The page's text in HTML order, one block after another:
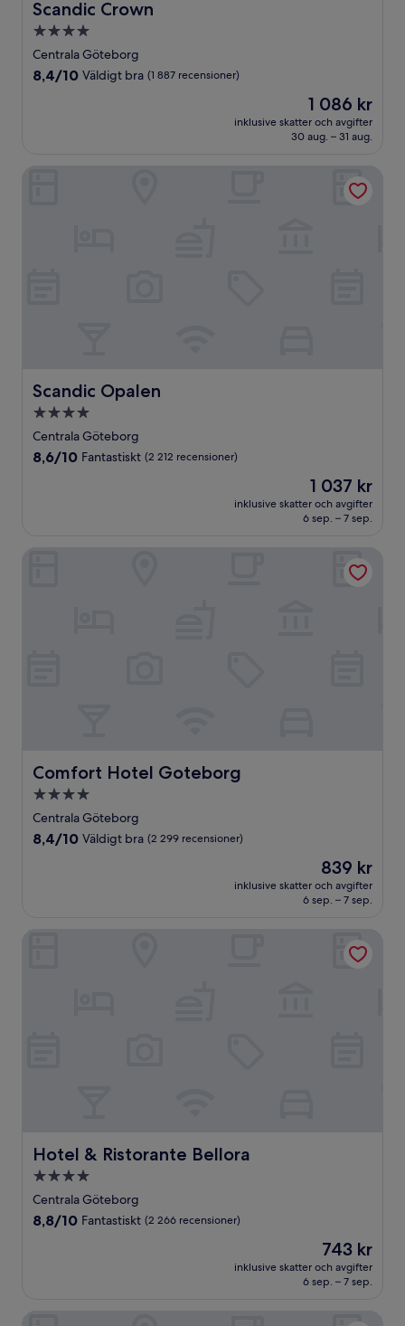
Scandic Crown
Scandic Crown
4.0-
stjärnigt
boende
Centrala Göteborg
8.4
8,4/10 Väldigt bra (1 887 recensioner)
Priset
är
1 086 kr
1 086 kr
inklusive skatter och avgifter
30 aug. – 31 aug.
Scandic Opalen
Scandic Opalen
4.0-
stjärnigt
boende
Centrala Göteborg
8.6
8,6/10 Fantastiskt (2 212 recensioner)
Priset
är
1 037 kr
1 037 kr
inklusive skatter och avgifter
6 sep. – 7 sep.
Comfort Hotel Goteborg
Comfort Hotel Goteborg
4.0-
stjärnigt
boende
Centrala Göteborg
8.4
8,4/10 Väldigt bra (2 299 recensioner)
Priset
är
839 kr
839 kr
inklusive skatter och avgifter
6 sep. – 7 sep.
Hotel & Ristorante Bellora
Hotel & Ristorante Bellora
4.0-
stjärnigt
boende
Centrala Göteborg
8.8
8,8/10 Fantastiskt (2 266 recensioner)
Priset
är
743 kr
743 kr
inklusive skatter och avgifter
6 sep. – 7 sep.